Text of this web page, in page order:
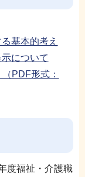
基本的考え
について
PDF形式：
度福祉・介護職